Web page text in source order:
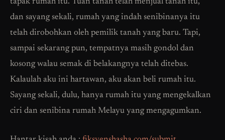
tapak rumah itu. Tuan tanah telah menjual tanah itu,
dan sayang sekali, rumah yang indah senibinanya itu
telah dirobohkan oleh pemilik tanah yang baru. Tapi,
sampai sekarang pun, tempatnya masih gondol dan
kosong walau semak di belakangnya telah ditebas.
Kalaulah aku ini hartawan, aku akan beli rumah itu.
Sayang sekali, dulu, hanya rumah itu yang mengekalkan
ciri dan senibina rumah Melayu yang mengagumkan.